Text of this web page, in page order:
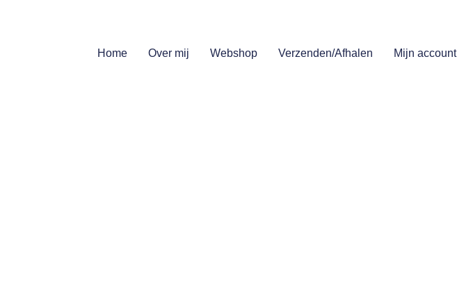
Home Over mij Webshop Verzenden/Afhalen Mijn account